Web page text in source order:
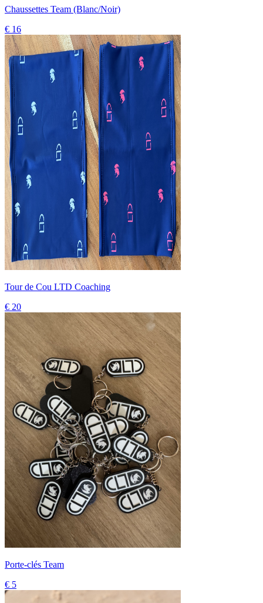
Chaussettes Team (Blanc/Noir)
€ 16
Tour de Cou LTD Coaching
€ 20
Porte-clés Team
€ 5